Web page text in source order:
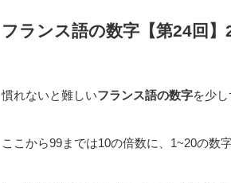
フランス語の数字【第24回】
慣れないと難しいフランス語の数字を少し
ここから99までは10の倍数に、1~20の数